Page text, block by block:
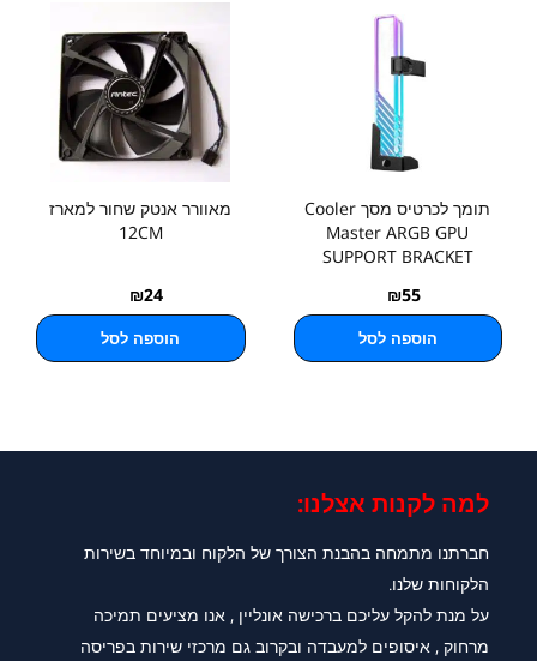
תומך לכרטיס מסך Cooler
Master ARGB GPU
SUPPORT BRACKET
₪55
הוספה לסל
מאוורר אנטק שחור למארז
12CM
₪24
הוספה לסל
למה לקנות אצלנו:​
חברתנו מתמחה בהבנת הצורך של הלקוח ובמיוחד בשירות
הלקוחות שלנו.
על מנת להקל עליכם ברכישה אונליין , אנו מציעים תמיכה
מרחוק , איסופים למעבדה ובקרוב גם מרכזי שירות בפריסה